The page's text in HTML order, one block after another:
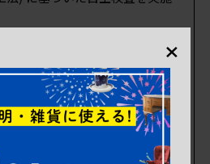
付け部分をコンセントプラグ
がございましたら、ご注文フ
ご入力ください。
×